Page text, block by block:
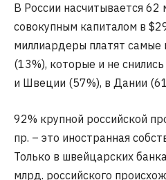
В России насчитывается 62
совокупным капиталом в
миллиардеры платят самые
(13%), которые и не
и Швеции (57%), в Дании
92% крупной российской
пр. – это иностранная
Только в швейцарских
млрд. российского